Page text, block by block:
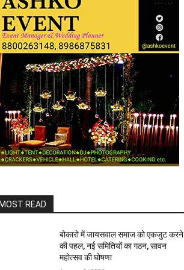
READ
बोकारो में जायसवाल समाज को एकजुट करने
की पहल, नई समितियों का गठन, सावन
महोत्सव की घोषणा